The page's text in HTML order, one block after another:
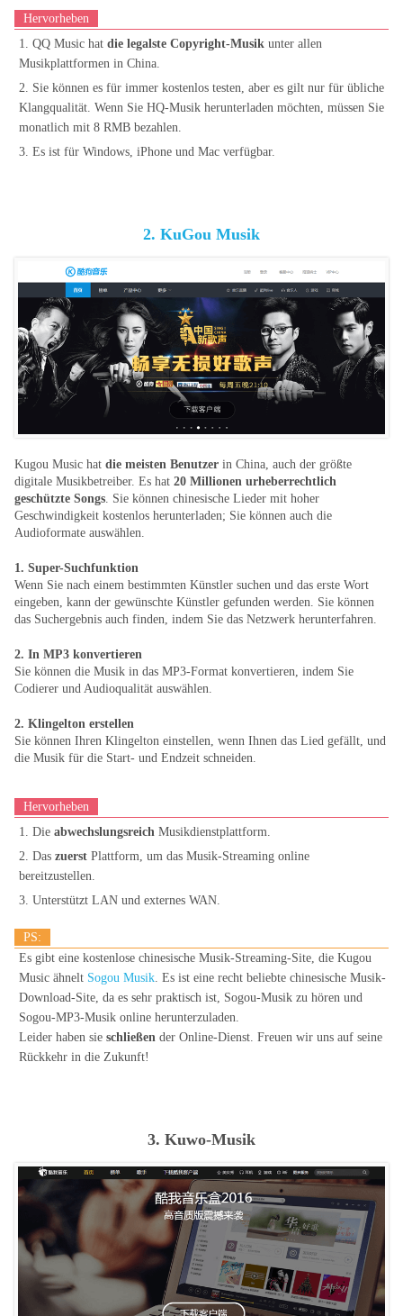
Hervorheben
1. QQ Music hat die legalste Copyright-Musik unter allen
Musikplattformen in China.
2. Sie können es für immer kostenlos testen, aber es gilt nur für übliche
Klangqualität. Wenn Sie HQ-Musik herunterladen möchten, müssen Sie
monatlich mit 8 RMB bezahlen.
3. Es ist für Windows, iPhone und Mac verfügbar.
2. KuGou Musik
Kugou Music hat die meisten Benutzer in China, auch der größte
digitale Musikbetreiber. Es hat 20 Millionen urheberrechtlich
geschützte Songs . Sie können chinesische Lieder mit hoher
Geschwindigkeit kostenlos herunterladen; Sie können auch die
Audioformate auswählen.
1. Super-Suchfunktion
Wenn Sie nach einem bestimmten Künstler suchen und das erste Wort
eingeben, kann der gewünschte Künstler gefunden werden. Sie können
das Suchergebnis auch finden, indem Sie das Netzwerk herunterfahren.
2. In MP3 konvertieren
Sie können die Musik in das MP3-Format konvertieren, indem Sie
Codierer und Audioqualität auswählen.
2. Klingelton erstellen
Sie können Ihren Klingelton einstellen, wenn Ihnen das Lied gefällt, und
die Musik für die Start- und Endzeit schneiden.
Hervorheben
1. Die abwechslungsreich Musikdienstplattform.
2. Das zuerst Plattform, um das Musik-Streaming online
bereitzustellen.
3. Unterstützt LAN und externes WAN.
PS:
Es gibt eine kostenlose chinesische Musik-Streaming-Site, die Kugou
Music ähnelt Sogou Musik . Es ist eine recht beliebte chinesische Musik-
Download-Site, da es sehr praktisch ist, Sogou-Musik zu hören und
Sogou-MP3-Musik online herunterzuladen.
Leider haben sie schließen der Online-Dienst. Freuen wir uns auf seine
Rückkehr in die Zukunft!
3. Kuwo-Musik